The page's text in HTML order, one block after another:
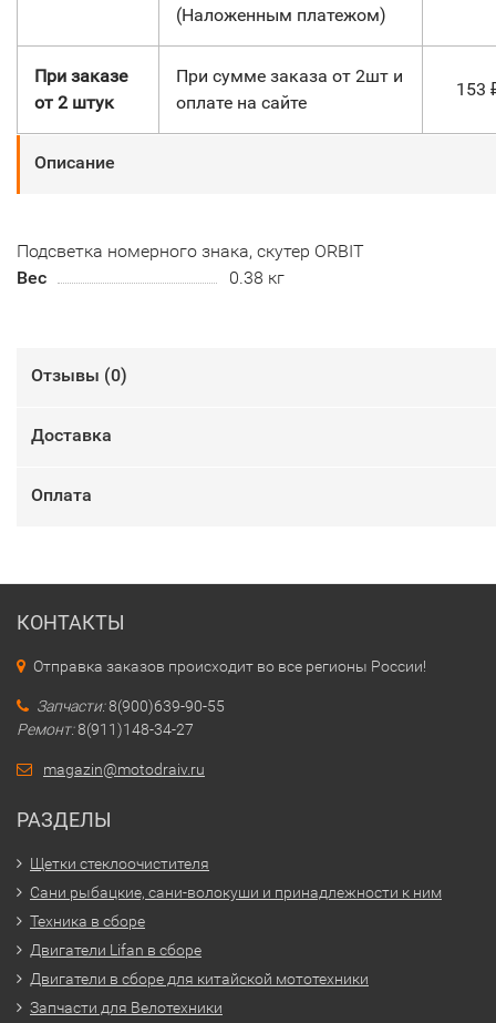
(Наложенным платежом)
При заказе
от 2 штук
При сумме заказа от 2шт и
оплате на сайте
153
Описание
Подсветка номерного знака, скутер ORBIT
Вес
0.38 кг
Отзывы (0)
Доставка
Оплата
КОНТАКТЫ
Отправка заказов происходит во все регионы России!
Запчасти:8(900)639-90-55
Ремонт:8(911)148-34-27
magazin@motodraiv.ru
РАЗДЕЛЫ
Щетки стеклоочистителя
Сани рыбацкие, сани-волокуши и принадлежности к ним
Техника в сборе
Двигатели Lifan в сборе
Двигатели в сборе для китайской мототехники
Запчасти для Велотехники